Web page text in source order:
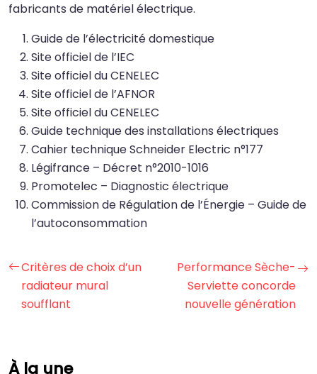
fabricants de matériel électrique.
Guide de l’électricité domestique
Site officiel de l’IEC
Site officiel du CENELEC
Site officiel de l’AFNOR
Site officiel du CENELEC
Guide technique des installations électriques
Cahier technique Schneider Electric n°177
Légifrance – Décret n°2010-1016
Promotelec – Diagnostic électrique
Commission de Régulation de l’Énergie – Guide de
l’autoconsommation
Critères de choix d’un
radiateur mural
soufflant
Performance Sèche-
Serviette concorde
nouvelle génération
À la une